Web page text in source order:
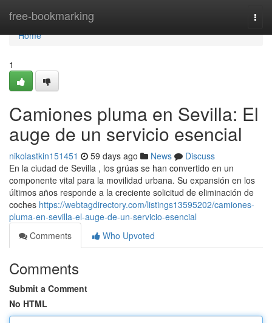
free-bookmarking
Home
Home
1
Camiones pluma en Sevilla: El
auge de un servicio esencial
nikolastkin151451 59 days ago News
Discuss
En la ciudad de Sevilla , los grúas se han convertido en un
componente vital para la movilidad urbana. Su expansión en los
últimos años responde a la creciente solicitud de eliminación de
coches https://webtagdirectory.com/listings13595202/camiones-
pluma-en-sevilla-el-auge-de-un-servicio-esencial
Comments
Who Upvoted
Comments
Submit a Comment
No HTML